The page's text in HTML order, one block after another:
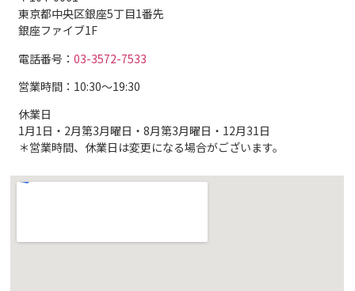
東京都中央区銀座5丁目1番先
銀座ファイブ1F
電話番号：03-3572-7533
営業時間：10:30〜19:30
休業日
1月1日・2月第3月曜日・8月第3月曜日・12月31日
＊営業時間、休業日は変更になる場合がございます。